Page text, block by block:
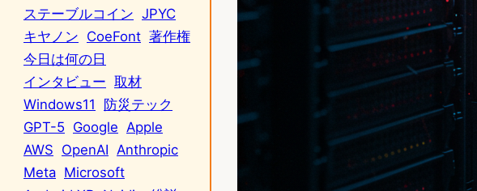
ステーブルコイン JPYC
キヤノン CoeFont 著作権
今日は何の日
インタビュー 取材
Windows11
防災テック
GPT-5 Google Apple
AWS OpenAI Anthropic
Meta Microsoft